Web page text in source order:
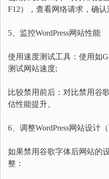
F12），查看网络请求，确认
5、监控WordPress网站性能
使用速度测试工具：使用如
测试网站速度;
比较禁用前后：对比禁用谷
估性能提升。
6、调整WordPress网站设计（
如果禁用谷歌字体后网站的
整：